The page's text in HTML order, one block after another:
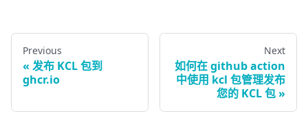
Previous
发布 KCL 包到
ghcr.io
Next
如何在 github action
中使用 kcl 包管理发布
您的 KCL 包